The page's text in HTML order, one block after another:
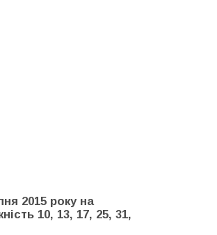
2015 року на
10, 13, 17, 25, 31,